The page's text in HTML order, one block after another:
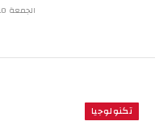
الجمعة 10 يوليو 10:19 م
تكنولوجيا